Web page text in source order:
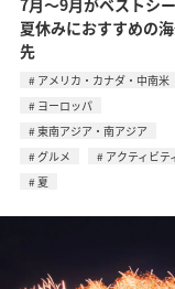
7月〜9月がベストシー
夏休みにおすすめの
先
アメリカ・カナダ・中南米
ヨーロッパ
東南アジア・南アジア
グルメ
アクティビテ
夏